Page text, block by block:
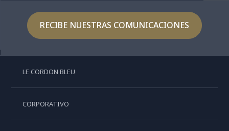
RECIBE NUESTRAS COMUNICACIONES
LE CORDON BLEU
CORPORATIVO